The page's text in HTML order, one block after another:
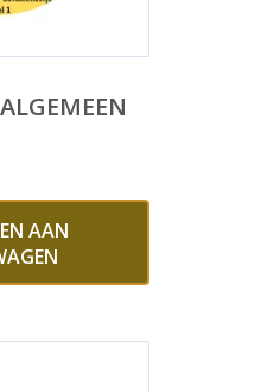
AAN